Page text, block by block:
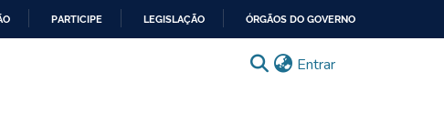
PARTICIPE LEGISLAÇÃO ÓRGÃOS DO GOVERNO
Entrar(current)